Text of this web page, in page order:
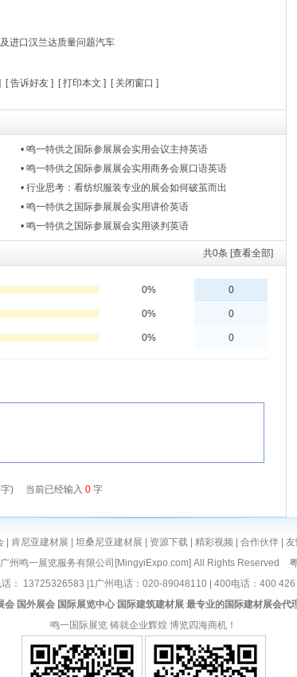
进口汉兰达质量问题汽车
[告诉好友 ] [打印本文 ] [ 关闭窗口 ]
• 鸣一特供之国际参展展会实用会议主持英语
• 鸣一特供之国际参展展会实用商务会展口语英语
• 行业思考：看纺织服装专业的展会如何破茧而出
• 鸣一特供之国际参展展会实用讲价英语
• 鸣一特供之国际参展展会实用谈判英语
共0条 [查看全部]
| 肯尼亚建材展 | 坦桑尼亚建材展 | 资源下载 | 精彩视频 | 合作伙伴| 友
州鸣一展览服务有限公司[MingyiExpo.com] All Rights Reserved
话： 13725326583 |1广州电话：020-89048110 | 400电话：400
会 国外展会 国际展览中心 国际建筑建材展 最专业的国际建材展会代
鸣一国际展览 铸就企业辉煌 博览四海商机！